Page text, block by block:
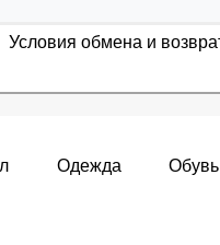
Условия обмена и
Одежда Обувь